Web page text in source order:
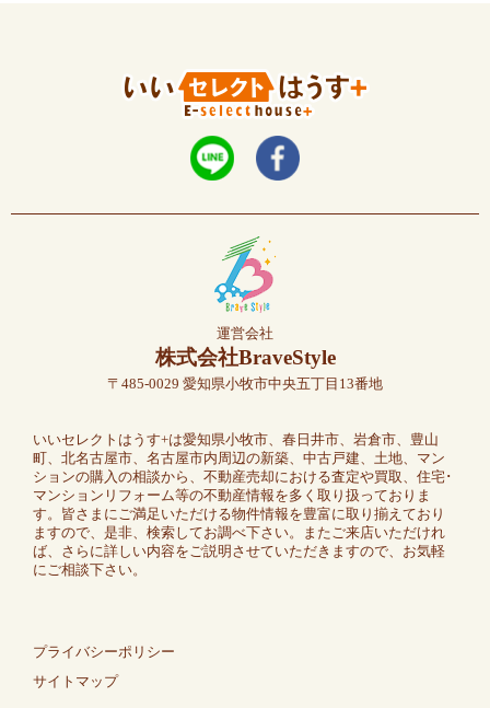
運営会社
株式会社BraveStyle
〒485-0029 愛知県小牧市中央五丁目13番地
いいセレクトはうす+は愛知県小牧市、春日井市、岩倉市、豊山
町、北名古屋市、名古屋市内周辺の新築、中古戸建、土地、マン
ションの購入の相談から、不動産売却における査定や買取、住宅･
マンションリフォーム等の不動産情報を多く取り扱っておりま
す。皆さまにご満足いただける物件情報を豊富に取り揃えており
ますので、是非、検索してお調べ下さい。またご来店いただけれ
ば、さらに詳しい内容をご説明させていただきますので、お気軽
にご相談下さい。
プライバシーポリシー
サイトマップ